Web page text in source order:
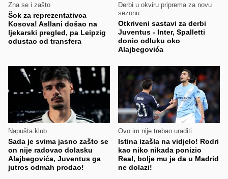
Zna se i zašto
Šok za reprezentativca
Kosova! Asllani došao na
ljekarski pregled, pa Leipzig
odustao od transfera
Derbi u okviru priprema za novu
sezonu
Otkriveni sastavi za derbi
Juventus - Inter, Spalletti
donio odluku oko
Alajbegovića
Napušta klub
Sada je svima jasno zašto se
on nije radovao dolasku
Alajbegovića, Juventus ga
jutros odmah prodao!
Ovo im nije trebao uraditi
Istina izašla na vidjelo! Rodri
kao niko nikada ponizio
Real, bolje mu je da u Madrid
ne dolazi!